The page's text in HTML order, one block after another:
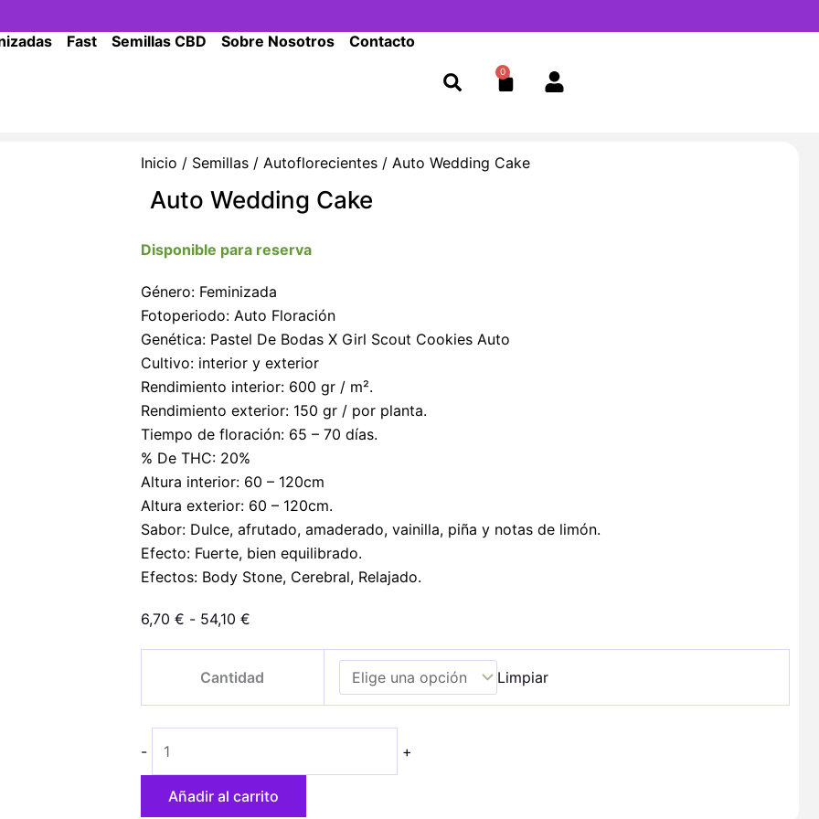
Fast Semillas CBD Sobre Nosotros Contacto
0
Cart
Inicio / Semillas/ Autoflorecientes/ Auto Wedding Cake
Auto Wedding Cake
Disponible para reserva
Género: Feminizada
Fotoperiodo: Auto Floración
Genética: Pastel De Bodas X Girl Scout Cookies Auto
Cultivo: interior y exterior
Rendimiento interior: 600 gr / m².
Rendimiento exterior: 150 gr / por planta.
Tiempo de floración: 65 – 70 días.
% De THC: 20%
Altura interior: 60 – 120cm
Altura exterior: 60 – 120cm.
Sabor: Dulce, afrutado, amaderado, vainilla, piña y notas de limón.
Efecto: Fuerte, bien equilibrado.
Efectos: Body Stone, Cerebral, Relajado.
6,70 € - 54,10 €Rango
desde
Cantidad Limpiar
-
Wedding
Cake
cantidad
+
Añadir al carrito